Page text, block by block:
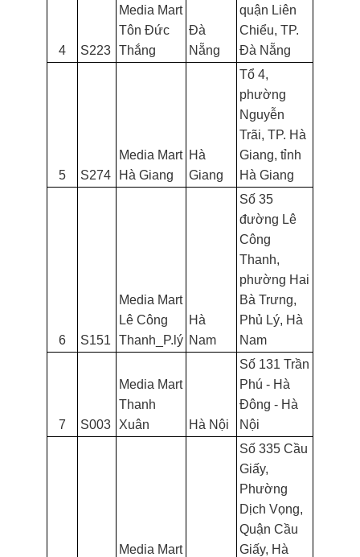
4 S223
Media Mart
Tôn Đức
Thắng
Đà
Nẵng
quận Liên
Chiểu, TP.
Đà Nẵng
5 S274
Media Mart
Hà Giang
Hà
Giang
Tổ 4,
phường
Nguyễn
Trãi, TP. Hà
Giang, tỉnh
Hà Giang
6 S151
Media Mart
Lê Công
Thanh_P.lý
Hà
Nam
Số 35
đường Lê
Công
Thanh,
phường Hai
Bà Trưng,
Phủ Lý, Hà
Nam
7 S003
Media Mart
Thanh
Xuân
Hà Nội
Số 131 Trần
Phú - Hà
Đông - Hà
Nội
Media Mart
Số 335 Cầu
Giấy,
Phường
Dịch Vọng,
Quận Cầu
Giấy, Hà